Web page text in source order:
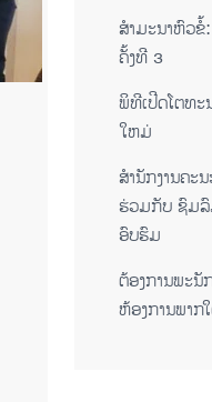
ສຳມະນາຫົວ
ຄັ້ງທີ 3
ພິ​ທີ​ເປີດ​ໂຕ​ທະ​
ໃຫມ່
ສໍານັກງານຄະ
ຮ່ວມກັບ ຊົມລົ
ອົບຮົມ
ຕ​້ອງ​ການ​ພະ​ນັ
ຫ້ອງ​ການ​ພາກ​